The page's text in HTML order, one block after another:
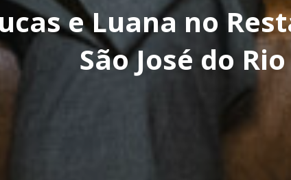
e Luana no
São José do